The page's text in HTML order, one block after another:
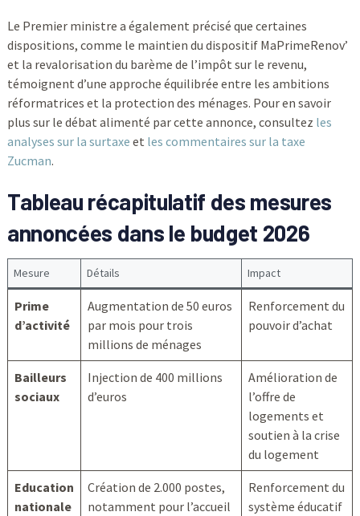
Le Premier ministre a également précisé que certaines
dispositions, comme le maintien du dispositif MaPrimeRenov’
et la revalorisation du barème de l’impôt sur le revenu,
témoignent d’une approche équilibrée entre les ambitions
réformatrices et la protection des ménages. Pour en savoir
plus sur le débat alimenté par cette annonce, consultez les
analyses sur la surtaxe et les commentaires sur la taxe
Zucman.
Tableau récapitulatif des mesures
annoncées dans le budget 2026
Mesure Détails Impact
Prime
d’activité
Augmentation de 50 euros
par mois pour trois
millions de ménages
Renforcement du
pouvoir d’achat
Bailleurs
sociaux
Injection de 400 millions
d’euros
Amélioration de
l’offre de
logements et
soutien à la crise
du logement
Education
nationale
Création de 2.000 postes,
notamment pour l’accueil
Renforcement du
système éducatif